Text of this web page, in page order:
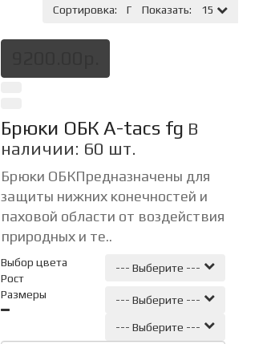
Показать: 15
Сортировка: По умолчанию
Брюки ОБК A-tacs fg В
наличии: 60 шт.
Брюки ОБКПредназначены для
защиты нижних конечностей и
паховой области от воздействия
природных и те..
Выбор цвета
--- Выберите ---
Рост
--- Выберите ---
Размеры
--- Выберите ---